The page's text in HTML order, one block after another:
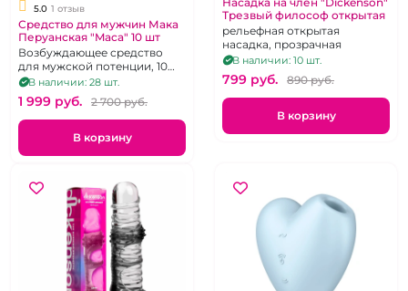
5.0 1 отзыв
Средство для мужчин Мака
Перуанская "Maca" 10 шт
Возбуждающее средство
для мужской потенции, 10
шт.В наличии: 28 шт.
1 999 pуб. 2 700 pуб.
В корзину
Трезвый философ открытая
рельефная открытая
насадка, прозрачная
В наличии: 10 шт.
799 pуб. 890 pуб.
В корзину